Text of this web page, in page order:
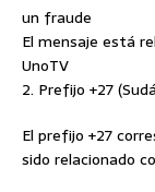
un fraude
El mensaje está
UnoTV
2. Prefijo +27
El prefijo +27
sido relacionado